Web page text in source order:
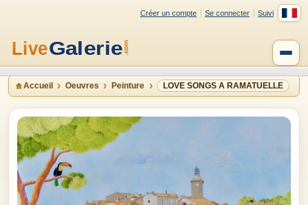
Créer un compte Se connecter Suivi
Accueil Oeuvres Peinture LOVE SONGS A RAMATUELLE